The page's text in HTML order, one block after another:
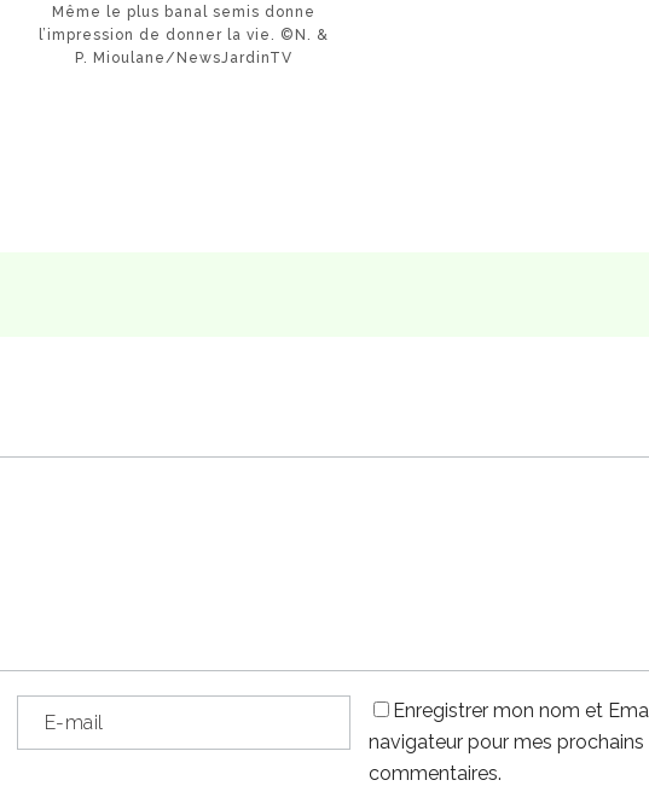
Même le plus banal semis donne
l’impression de donner la vie. ©N. &
P. Mioulane/NewsJardinTV
Enregistrer mon nom et
navigateur pour mes prochains
commentaires.